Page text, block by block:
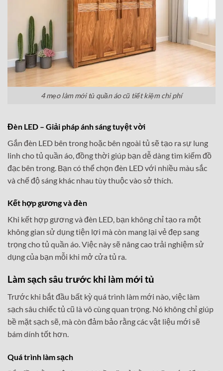
4 mẹo làm mới tủ quần áo cũ tiết kiệm chi phí
Đèn LED – Giải pháp ánh sáng tuyệt vời
Gắn đèn LED bên trong hoặc bên ngoài tủ sẽ tạo ra sự lung
linh cho tủ quần áo, đồng thời giúp bạn dễ dàng tìm kiếm đồ
đạc bên trong. Bạn có thể chọn đèn LED với nhiều màu sắc
và chế độ sáng khác nhau tùy thuộc vào sở thích.
Kết hợp gương và đèn
Khi kết hợp gương và đèn LED, bạn không chỉ tạo ra một
không gian sử dụng tiện lợi mà còn mang lại vẻ đẹp sang
trọng cho tủ quần áo. Việc này sẽ nâng cao trải nghiệm sử
dụng của bạn mỗi khi mở cửa tủ ra.
Làm sạch sâu trước khi làm mới tủ
Trước khi bắt đầu bất kỳ quá trình làm mới nào, việc làm
sạch sâu chiếc tủ cũ là vô cùng quan trọng. Nó không chỉ giúp
bề mặt sạch sẽ, mà còn đảm bảo rằng các vật liệu mới sẽ
bám dính tốt hơn.
Quá trình làm sạch